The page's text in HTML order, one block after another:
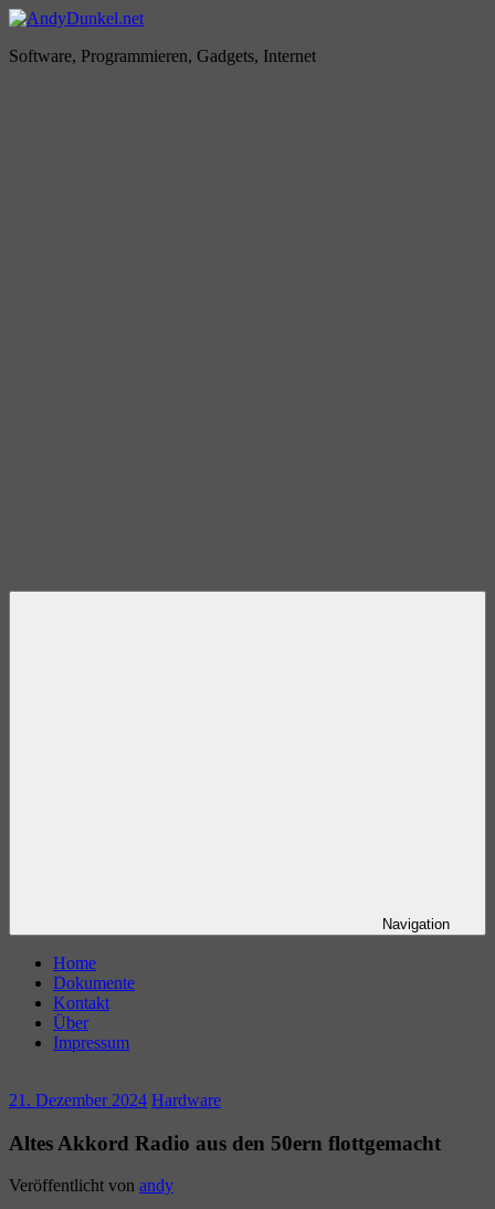
Zum
springen
AndyDunkel.net
Software, Programmieren, Gadgets, Internet
Navigation
Home
Dokumente
Kontakt
Über
Impressum
21. Dezember 2024 Hardware
Altes Akkord Radio aus den 50ern flottgemacht
Veröffentlicht von andy